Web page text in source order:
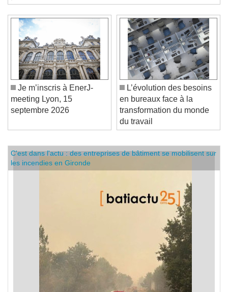
partie ...
Je m’inscris à EnerJ-
meeting Lyon, 15
L’évolution des besoins
en bureaux face à la
transformation du monde
du travail
C'est dans l'actu : des entreprises de bâtiment se mobilisent sur
les incendies en Gironde